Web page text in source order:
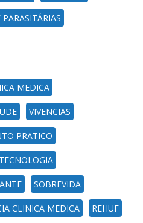
MEDICA
VIVENCIAS
PRATICO
TECNOLOGIA
SOBREVIDA
CLINICA MEDICA REHUF